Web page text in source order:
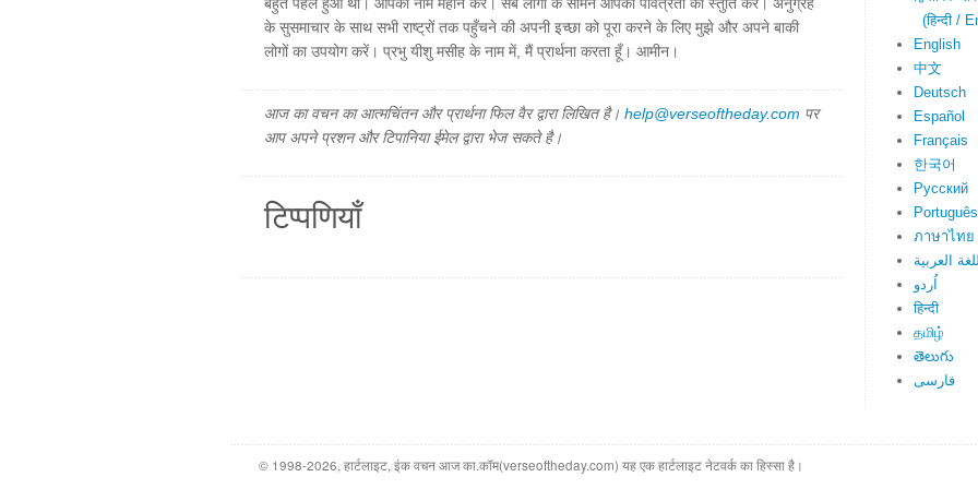
के सुसमाचार के साथ सभी राष्ट्रों तक पहुँचने की अपनी इच्छा को पूरा करने के लिए मुझे और अपने बाकी
लोगों का उपयोग करें। प्रभु यीशु मसीह के नाम में, मैं प्रार्थना करता हूँ। आमीन।
आज का वचन का आत्मचिंतन और प्रार्थना फिल वैर द्वारा लिखित है। help@verseoftheday.com पर
आप अपने प्रशन और टिपानिया ईमेल द्वारा भेज सकते है।
टिप्पणियाँ
(हिन्दी /
English
中文
Deutsch
Español
Français
한국어
Русский
Português
ภาษาไทย
العربية
اُردو
हिन्दी
தமிழ்
తెలుగు
فارسی
© 1998-2026, हार्टलाइट, इंक वचन आज का.कॉम(verseoftheday.com) यह एक हार्टलाइट नेटवर्क का हिस्सा है।